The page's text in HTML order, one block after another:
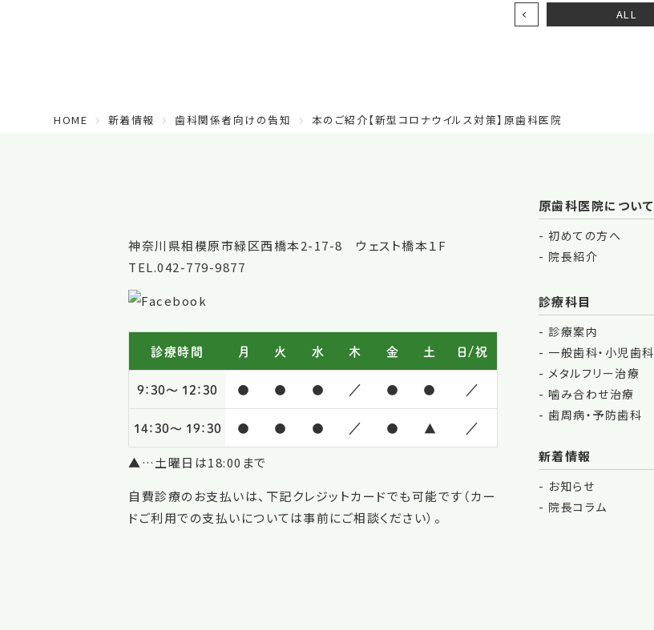
ALL
HOME 新着情報 歯科関係者向けの告知 本のご紹介【新型コロナウイルス対策】原歯科医院
神奈川県相模原市緑区西橋本2-17-8 ウェスト橋本１F
TEL.042-779-9877
診療時間 月 火 水 木 金 土 日/祝
9：30～ 12：30 ● ● ● ／ ● ● ／
14：30～ 19：30 ● ● ● ／ ● ▲ ／
▲…土曜日は18:00まで
自費診療のお支払いは、下記クレジットカードでも可能です（カー
ドご利用での支払いについては事前にご相談ください）。
原歯科医院について
初めての方へ
院長紹介
診療科目
診療案内
一般歯科・小児歯科
メタルフリー治療
噛み合わせ治療
歯周病・予防歯科
新着情報
お知らせ
院長コラム